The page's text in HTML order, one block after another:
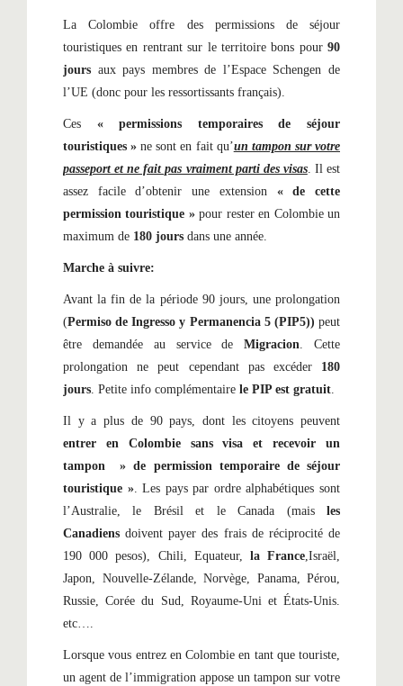
La Colombie offre des permissions de séjour
touristiques en rentrant sur le territoire bons pour 90
jours aux pays membres de l’Espace Schengen de
l’UE (donc pour les ressortissants français).
Ces « permissions temporaires de séjour
touristiques » ne sont en fait qu’un tampon sur votre
passeport et ne fait pas vraiment parti des visas. Il est
assez facile d’obtenir une extension « de cette
permission touristique »pour rester en Colombie un
maximum de 180 jours dans une année.
Marche à suivre:
Avant la fin de la période 90 jours, une prolongation
(Permiso de Ingresso y Permanencia 5 (PIP5)) peut
être demandée au service deMigracion. Cette
prolongation ne peut cependant pas excéder 180
jours. Petite info complémentaire le PIP est gratuit.
Il y a plus de 90 pays, dont les citoyens peuvent
entrer en Colombie sans visa et recevoir un
tampon » de permission temporaire de séjour
touristique ». Les pays par ordre alphabétiques sont
l’Australie, le Brésil et le Canada (mais les
Canadiens doivent payer des frais de réciprocité de
190 000 pesos), Chili, Equateur, la France,Israël,
Japon, Nouvelle-Zélande, Norvège, Panama, Pérou,
Russie, Corée du Sud, Royaume-Uni et États-Unis.
etc….
Lorsque vous entrez en Colombie en tant que touriste,
un agent de l’immigration appose un tampon sur votre